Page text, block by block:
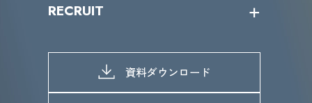
IRライブラリー
よくあるご質問
当グループのマテリアリティ
SDGs推進体制
D&Iの取り組み
RECRUIT
募集職種一覧
メッセージ
メンバーインタビュー
資料ダウンロード